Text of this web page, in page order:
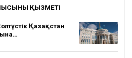
ҚЫЗМЕТІ
Қазақстан